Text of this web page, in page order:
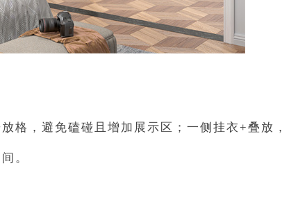
格，避免磕碰且增加展示区；一侧挂衣+叠放，
。